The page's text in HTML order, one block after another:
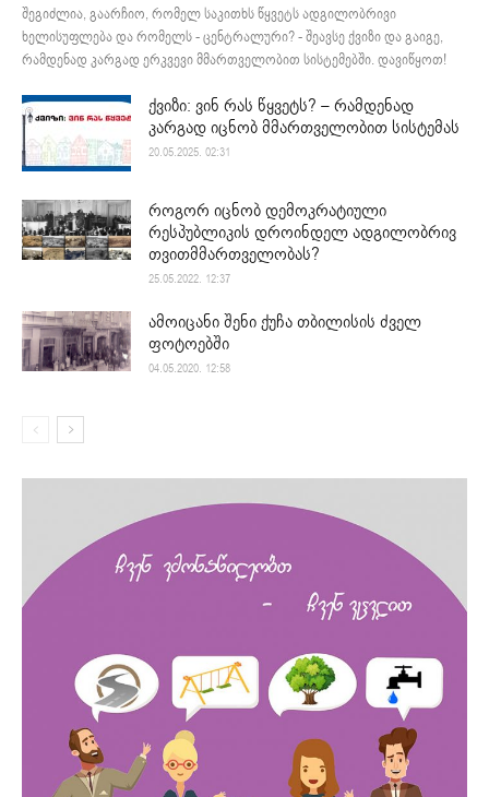
შეგიძლია, გაარჩიო, რომელ საკითხს წყვეტს ადგილობრივი
ხელისუფლება და რომელს - ცენტრალური? - შეავსე ქვიზი და გაიგე,
რამდენად კარგად ერკვევი მმართველობით სისტემებში. დავიწყოთ!
ქვიზი: ვინ რას წყვეტს? – რამდენად
კარგად იცნობ მმართველობით სისტემას
20.05.2025. 02:31
როგორ იცნობ დემოკრატიული
რესპუბლიკის დროინდელ ადგილობრივ
თვითმმართველობას?
25.05.2022. 12:37
ამოიცანი შენი ქუჩა თბილისის ძველ
ფოტოებში
04.05.2020. 12:58